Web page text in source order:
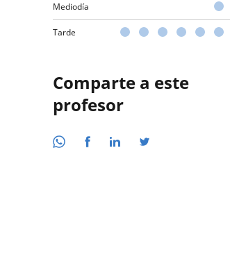
Mediodía
Tarde
Comparte a este
profesor